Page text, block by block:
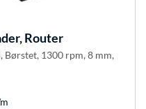
Router
Børstet, 1300 rpm, 8 mm,